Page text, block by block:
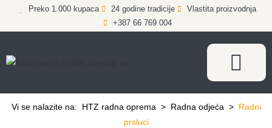
Preko 1.000 kupaca 24 godine tradicije
Vlastita proizvodnja
+387 66 769 004
Vi se nalazite na: HTZ radna oprema > Radna odjeća > Radni
prsluci